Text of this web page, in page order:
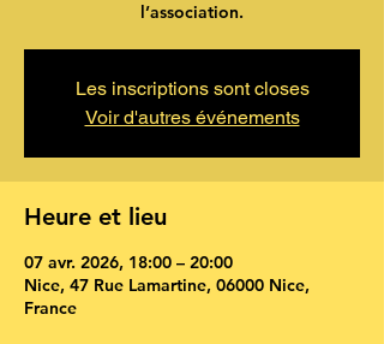
l’association.
Les inscriptions sont closes
Voir d'autres événements
Heure et lieu
07 avr. 2026, 18:00 – 20:00
Nice, 47 Rue Lamartine, 06000 Nice,
France